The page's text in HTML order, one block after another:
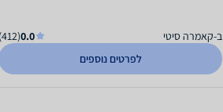
ב-קאמרה סיטי 0.0
(412)
לפרטים נוספים